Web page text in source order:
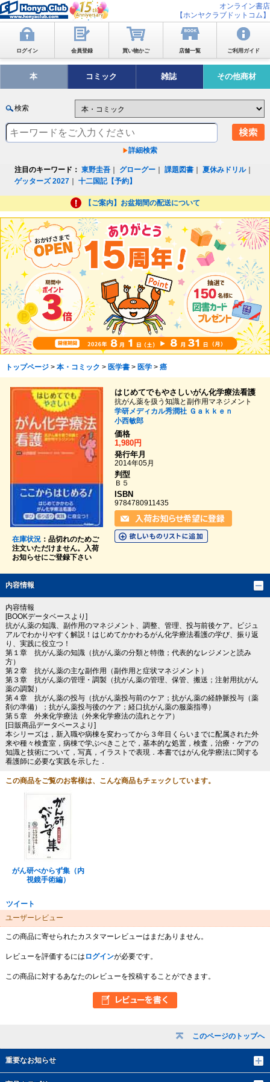
オンライン書店
【ホンヤクラブドットコム】
ログイン 会員登録 買い物かご 店舗一覧 ご利用ガイド
本 コミック 雑誌 その他商材
検索
詳細検索
注目のキーワード： 東野圭吾 グローグー ｜課題図書 ｜夏休みドリル｜
ゲッターズ 2027 ｜十二国記【予約】
【ご案内】お盆期間の配送について
このページのトップへ
重要なお知らせ
トップページ> 本・コミック > 医学書> 医学> 癌
在庫状況：品切れのためご
注文いただけません。入荷
お知らせにご登録下さい
はじめてでもやさしいがん化学療法看護
抗がん薬を扱う知識と副作用マネジメント
学研メディカル秀潤社 Ｇａｋｋｅｎ
小西敏郎
価格
1,980円
発行年月
2014年05月
判型
Ｂ５
ISBN
9784780911435
内容情報
内容情報
[BOOKデータベースより]
抗がん薬の知識、副作用のマネジメント、調整、管理、投与前後ケア。ビジュ
アルでわかりやすく解説！はじめてかかわるがん化学療法看護の学び、振り返
り、実践に役立つ！
第１章 抗がん薬の知識（抗がん薬の分類と特徴；代表的なレジメンと読み
方）
第２章 抗がん薬の主な副作用（副作用と症状マネジメント）
第３章 抗がん薬の管理・調製（抗がん薬の管理、保管、搬送；注射用抗がん
薬の調製）
第４章 抗がん薬の投与（抗がん薬投与前のケア；抗がん薬の経静脈投与（薬
剤の準備）；抗がん薬投与後のケア；経口抗がん薬の服薬指導）
第５章 外来化学療法（外来化学療法の流れとケア）
[日販商品データベースより]
本シリーズは，新入職や病棟を変わってから３年目くらいまでに配属された外
来や種々検査室，病棟で学ぶべきことで，基本的な処置，検査，治療・ケアの
知識と技術について，写真，イラストで表現．本書ではがん化学療法に関する
看護師に必要な実践を示した．
この商品をご覧のお客様は、こんな商品もチェックしています。
がん研べからず集（内
視鏡手術編）
ツイート
ユーザーレビュー
この商品に寄せられたカスタマーレビューはまだありません。
レビューを評価するには ログインが必要です。
この商品に対するあなたのレビューを投稿することができます。